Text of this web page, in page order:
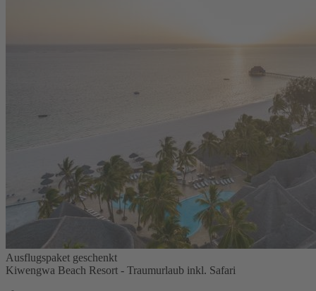
Ausflugspaket geschenkt
Kiwengwa Beach Resort - Traumurlaub inkl. Safari